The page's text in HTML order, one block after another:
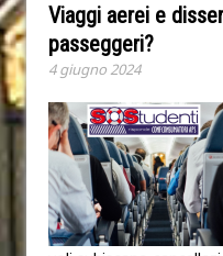
Viaggi aerei e
passeggeri?
4 giugno 2024